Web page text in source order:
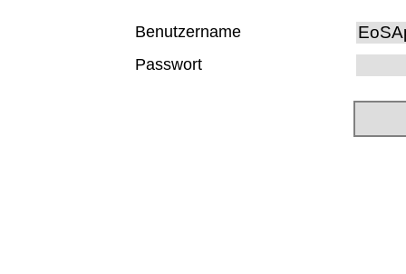
Benutzername
Passwort